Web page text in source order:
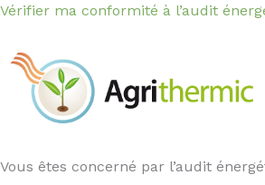
Vérifier ma conformité à l’audit
Vous êtes concerné par l’audit